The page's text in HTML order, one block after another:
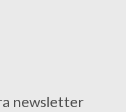
newsletter